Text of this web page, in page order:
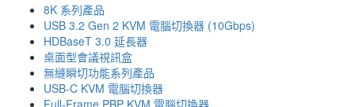
8K 系列產品
USB 3.2 Gen 2 KVM 電腦切換器 (10Gbps)
HDBaseT 3.0 延長器
桌面型會議視訊盒
無縫瞬切功能系列產品
USB-C KVM 電腦切換器
Full-Frame PBP KVM 電腦切換器